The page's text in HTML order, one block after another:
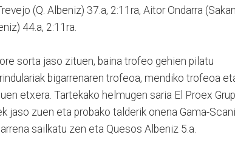
(Q. Albeniz) 37.a, 2:11ra, Aitor Ondarra
44.a, 2:11ra.
sorta jaso zituen, baina trofeo gehien pilatu
bigarrenaren trofeoa, mendiko trofeoa
etxera. Tartekako helmugen saria El Proex
jaso zuen eta probako talderik onena Gama-
sailkatu zen eta Quesos Albeniz 5.a.